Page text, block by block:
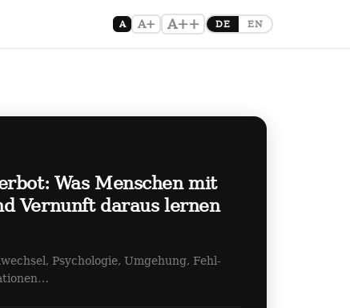
A A+ A++ DE EN
Was Menschen mit
Vernunft daraus lernen
Psychologie, Umgehung, Fehl-